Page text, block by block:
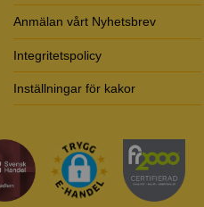
Anmälan vårt Nyhetsbrev
Integritetspolicy
Inställningar för kakor